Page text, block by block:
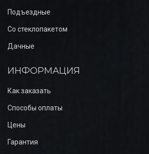
Подъездные
Со стеклопакетом
Дачные
ИНФОРМАЦИЯ
Как заказать
Способы оплаты
Цены
Гарантия